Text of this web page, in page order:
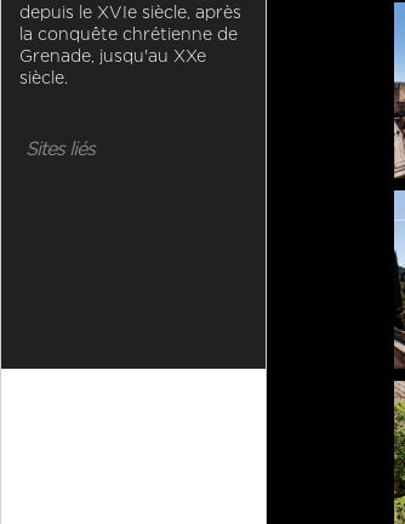
depuis le XVIe siècle, après
la conquête chrétienne de
Grenade, jusqu'au XXe
siècle.
Sites liés